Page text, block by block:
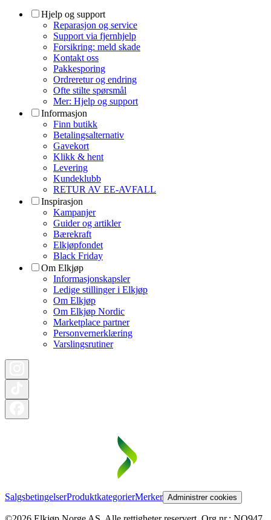
Hjelp og support
Reparasjon og service
Support via fjernhjelp
Forsikring: meld skade
Kontakt oss
Pakkesporing
Ordreretur og endring
Ofte stilte spørsmål
Mer: Hjelp og support
Informasjon
Finn butikk
Betalingsalternativ
Gavekort
Klikk & hent
Levering
Kundeklubb
RETUR AV EE-AVFALL
Inspirasjon
Kampanjer
Guider og artikler
Bærekraft
Elkjøpfondet
Black Friday
Om Elkjøp
Informasjonskapsler
Ledige stillinger i Elkjøp
Om Elkjøp
Om Elkjøp Nordic
Marketplace partner
Personvernerklæring
Varslingsrutiner
SalgsbetingelserProduktkategorierMerker Administrer cookies